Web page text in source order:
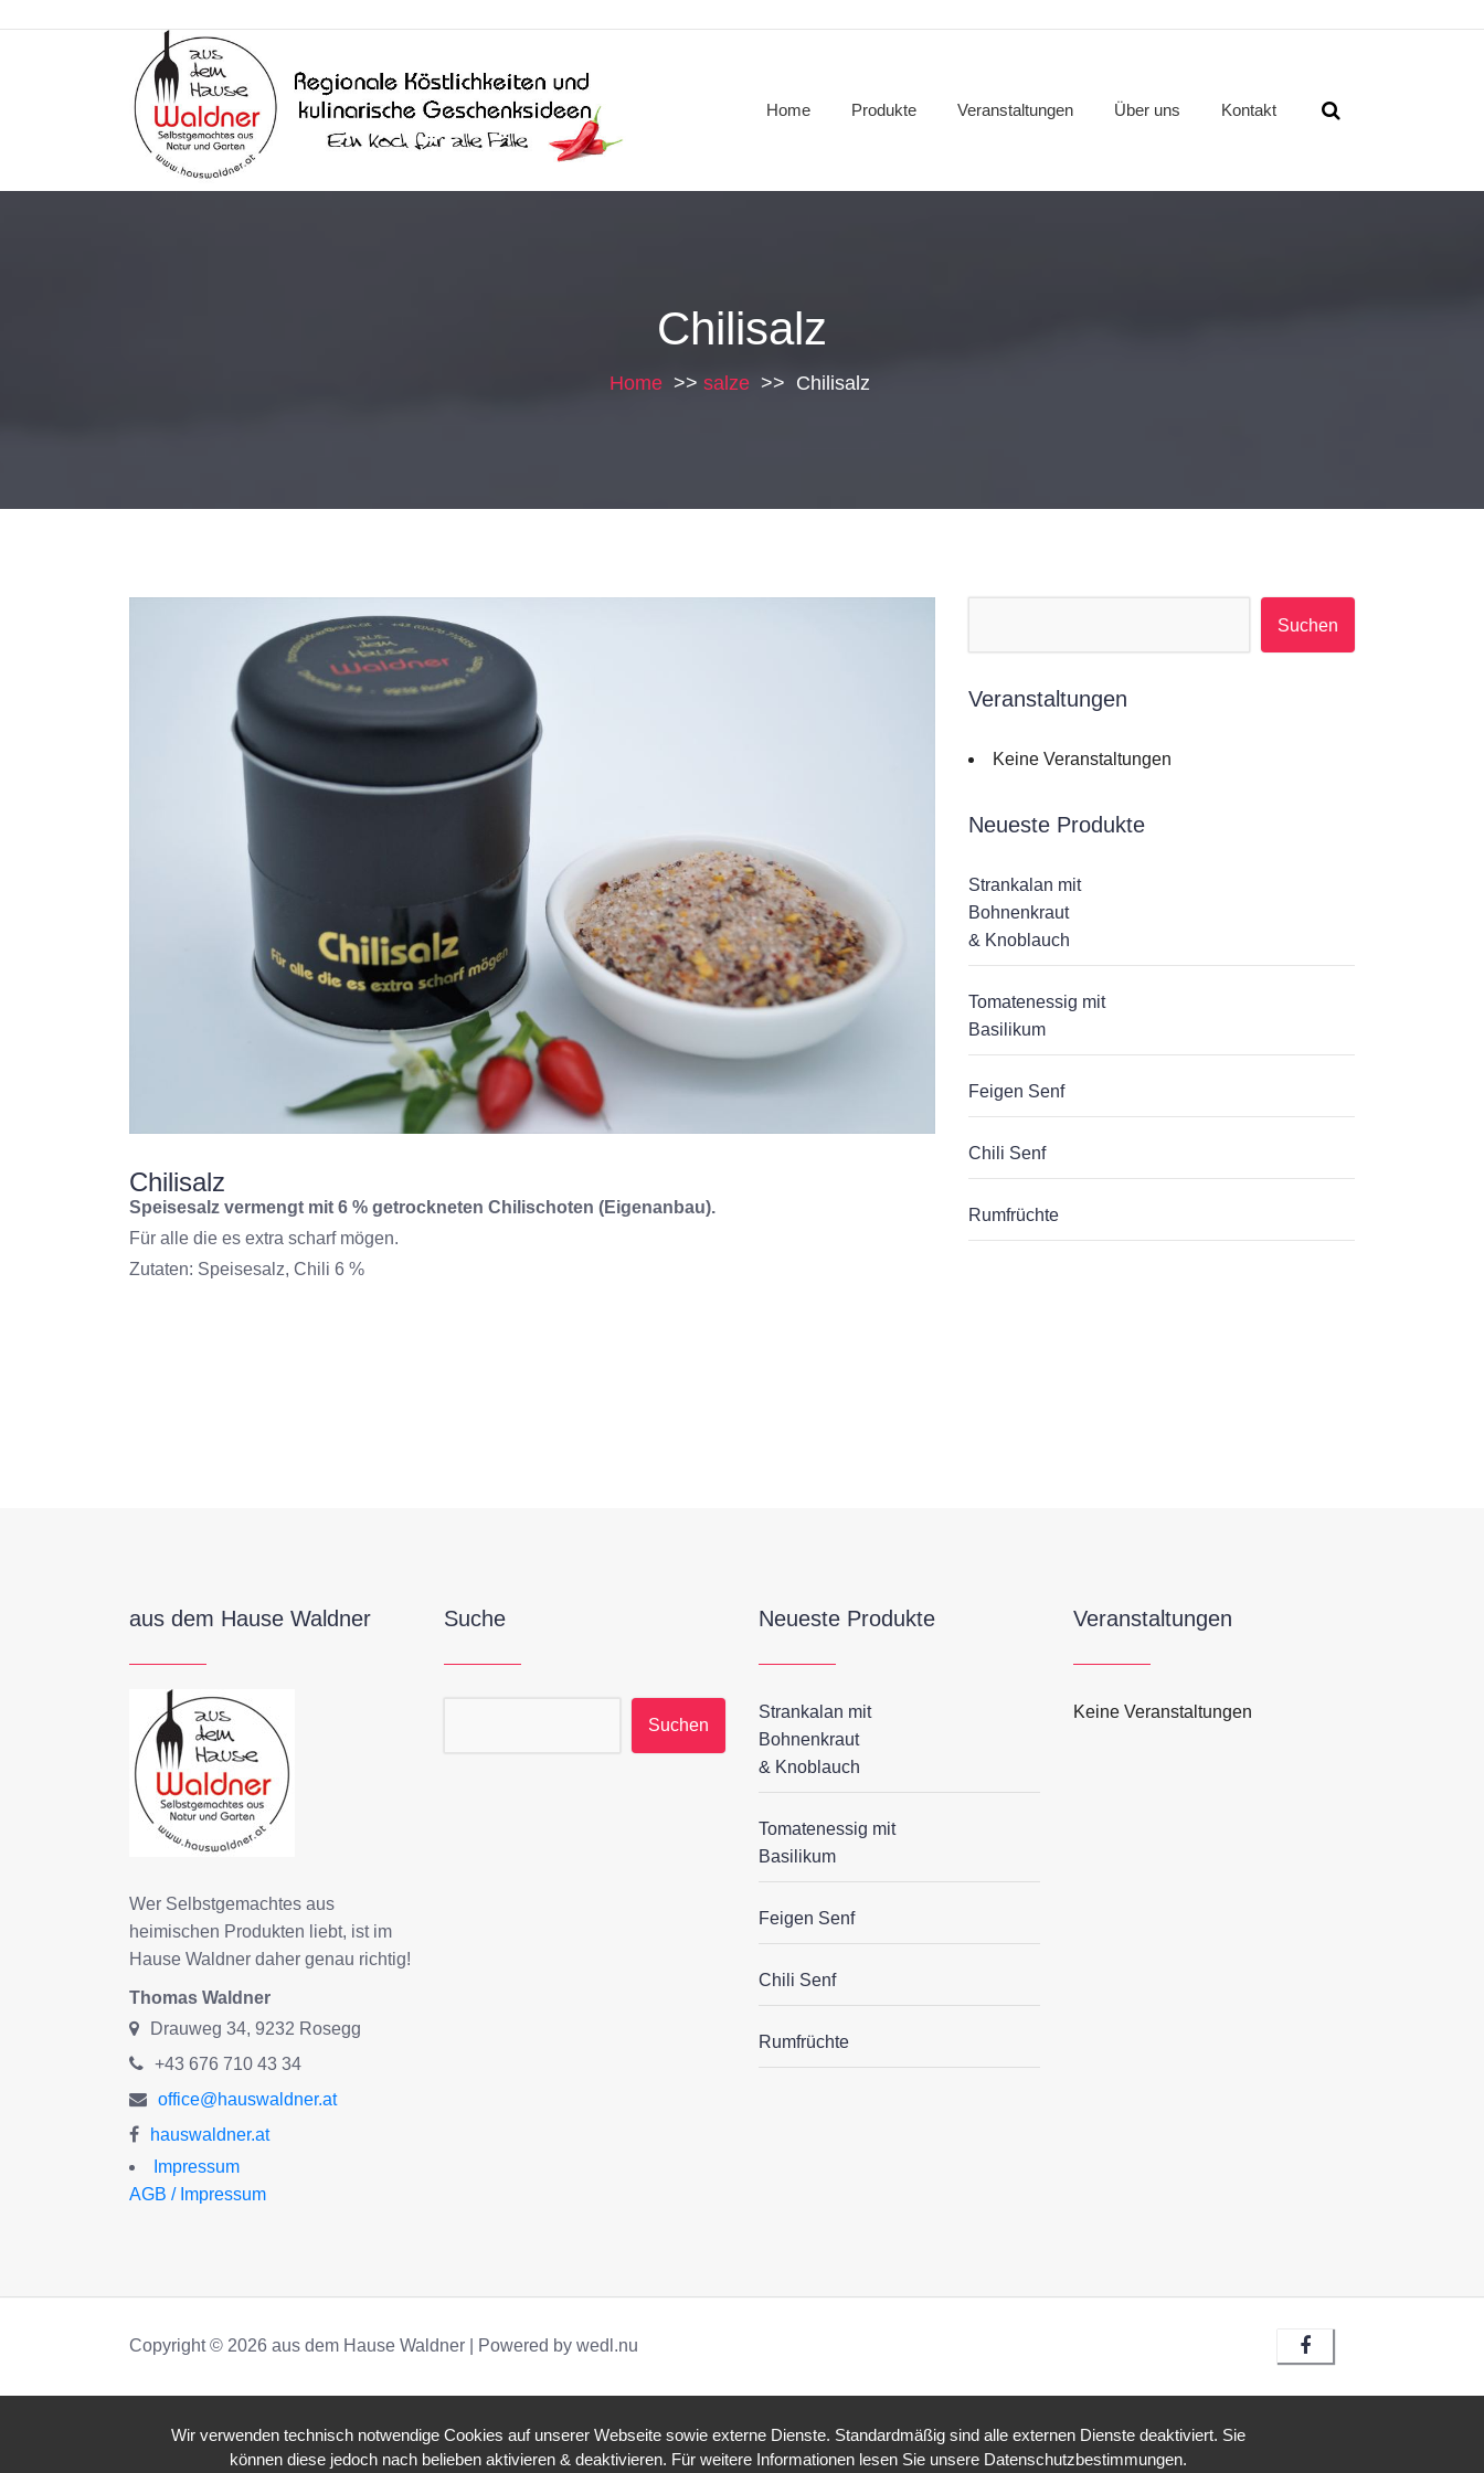
Home Produkte Veranstaltungen Über uns Kontakt
Chilisalz
Home>> salze>> Chilisalz
Chilisalz
Speisesalz vermengt mit 6 % getrockneten Chilischoten (Eigenanbau).
Für alle die es extra scharf mögen.
Zutaten: Speisesalz, Chili 6 %
Veranstaltungen
Keine Veranstaltungen
Neueste Produkte
Strankalan mit
Bohnenkraut
& Knoblauch
Tomatenessig mit
Basilikum
Feigen Senf
Chili Senf
Rumfrüchte
aus dem Hause Waldner
Wer Selbstgemachtes aus
heimischen Produkten liebt, ist im
Hause Waldner daher genau richtig!
Thomas Waldner
Drauweg 34, 9232 Rosegg
+43 676 710 43 34
office@hauswaldner.at
hauswaldner.at
Impressum
Suche Neueste Produkte
Strankalan mit
Bohnenkraut
& Knoblauch
Tomatenessig mit
Basilikum
Feigen Senf
Chili Senf
Rumfrüchte
Veranstaltungen
Keine Veranstaltungen
AGB / Impressum
Copyright © 2026 aus dem Hause Waldner | Powered by wedl.nu
Wir verwenden technisch notwendige Cookies auf unserer Webseite sowie externe Dienste. Standardmäßig sind alle externen Dienste deaktiviert. Sie
können diese jedoch nach belieben aktivieren & deaktivieren. Für weitere Informationen lesen Sie unsere Datenschutzbestimmungen.